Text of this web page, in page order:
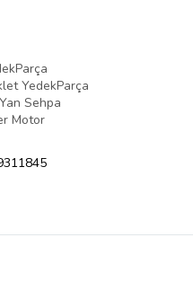
YedekParça
Sehpa
Motor